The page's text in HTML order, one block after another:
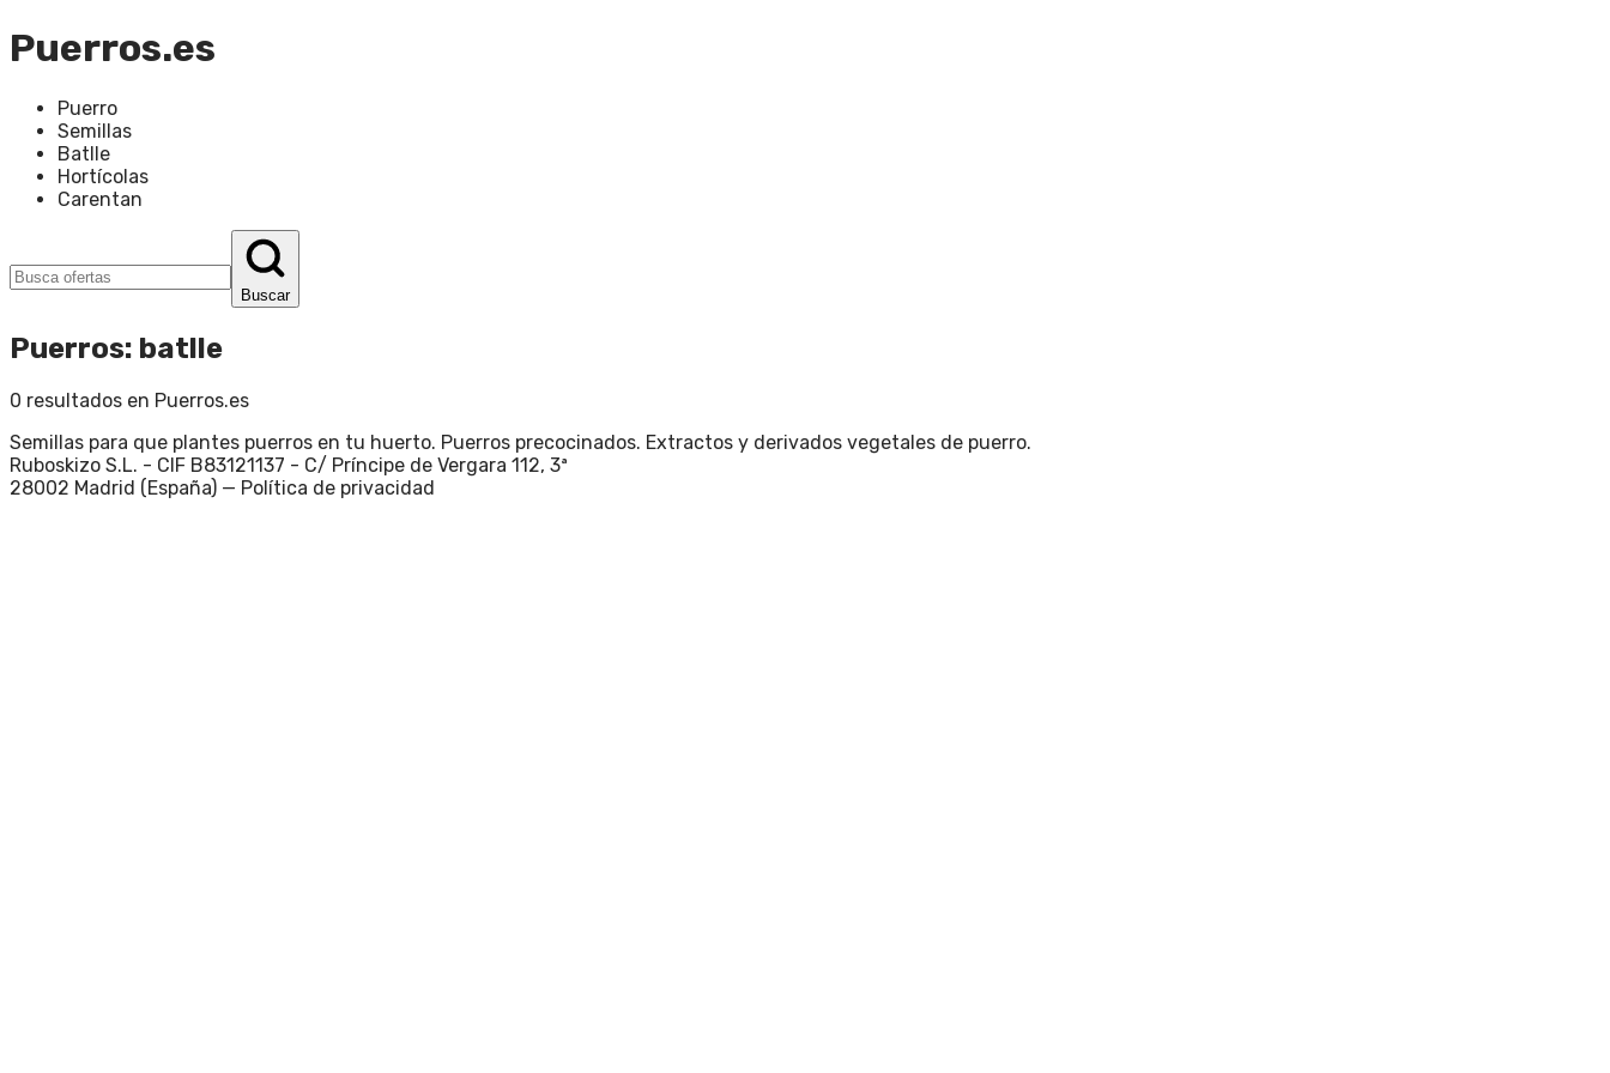
Puerros.es
Puerro
Semillas
Batlle
Hortícolas
Carentan
Buscar
Puerros: batlle
0 resultados en Puerros.es
Semillas para que plantes puerros en tu huerto. Puerros precocinados. Extractos y derivados vegetales de puerro.
Ruboskizo S.L. - CIF B83121137 - C/ Príncipe de Vergara 112, 3ª
28002 Madrid (España) — Política de privacidad